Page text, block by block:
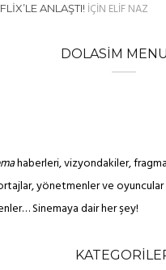
ANLAŞTI! IÇIN ELIF NAZ
DOLASIM
haberleri, vizyondakiler,
yönetmenler ve oyuncular
Sinemaya dair her şey!